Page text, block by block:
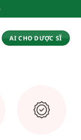
AI CHO DƯỢC SĨ